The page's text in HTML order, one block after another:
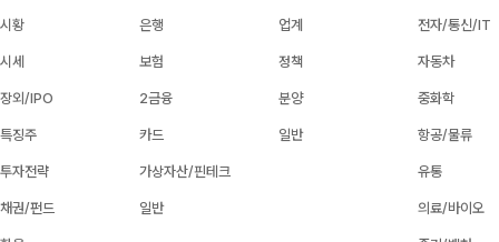
시황
시세
장외/IPO
특징주
투자전략
채권/펀드
은행
보험
2금융
카드
가상자산/핀테크
일반
업계
정책
분양
일반
전자/통신/IT
자동차
중화학
항공/물류
유통
의료/바이오